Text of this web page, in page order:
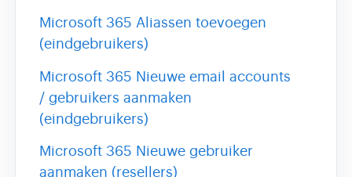
Microsoft 365 Aliassen toevoegen
(eindgebruikers)
Microsoft 365 Nieuwe email accounts
/ gebruikers aanmaken
(eindgebruikers)
Microsoft 365 Nieuwe gebruiker
aanmaken (resellers)